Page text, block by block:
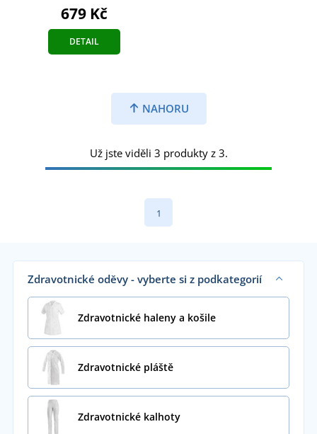
679 Kč
DETAIL
NAHORU
Už jste viděli 3 produkty z 3.
1
Zdravotnické oděvy - vyberte si z podkategorií
Zdravotnické haleny a košile
Zdravotnické pláště
Zdravotnické kalhoty